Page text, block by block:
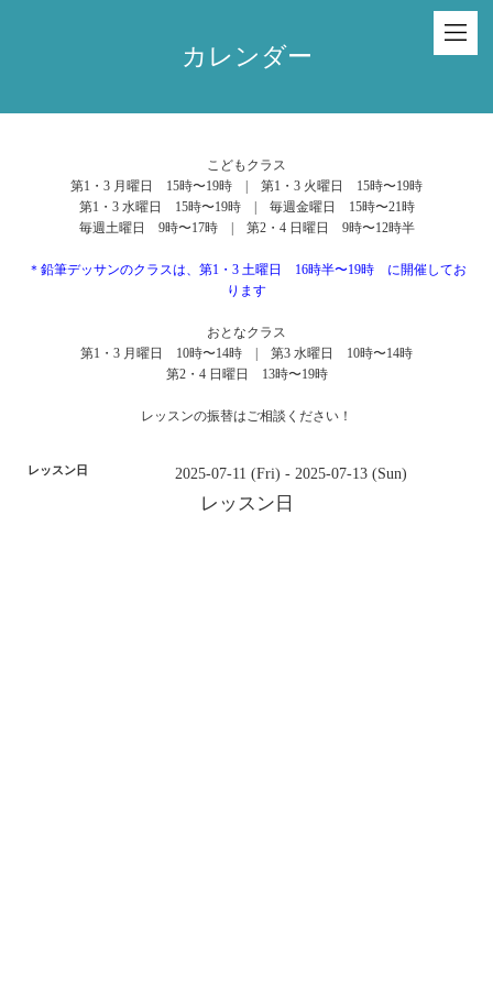
カレンダー
こどもクラス
第1・3 月曜日 15時〜19時 | 第1・3 火曜日 15時〜19時
第1・3 水曜日 15時〜19時 | 毎週金曜日 15時〜21時
毎週土曜日 9時〜17時 | 第2・4 日曜日 9時〜12時半
＊鉛筆デッサンのクラスは、第1・3 土曜日 16時半〜19時 に開催してお
ります
おとなクラス
第1・3 月曜日 10時〜14時 | 第3 水曜日 10時〜14時
第2・4 日曜日 13時〜19時
レッスンの振替はご相談ください！
レッスン日 2025-07-11 (Fri) - 2025-07-13 (Sun)
レッスン日